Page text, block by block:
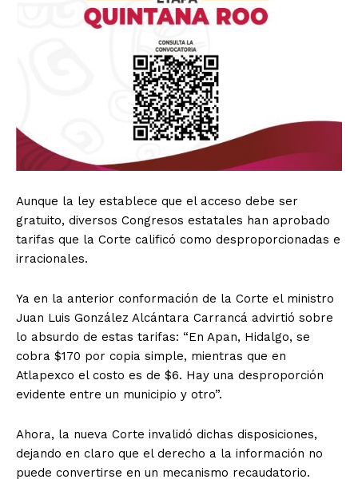
Aunque la ley establece que el acceso debe ser
gratuito, diversos Congresos estatales han aprobado
tarifas que la Corte calificó como desproporcionadas e
irracionales.
Ya en la anterior conformación de la Corte el ministro
Juan Luis González Alcántara Carrancá advirtió sobre
lo absurdo de estas tarifas: “En Apan, Hidalgo, se
cobra $170 por copia simple, mientras que en
Atlapexco el costo es de $6. Hay una desproporción
evidente entre un municipio y otro”.
Ahora, la nueva Corte invalidó dichas disposiciones,
dejando en claro que el derecho a la información no
puede convertirse en un mecanismo recaudatorio.